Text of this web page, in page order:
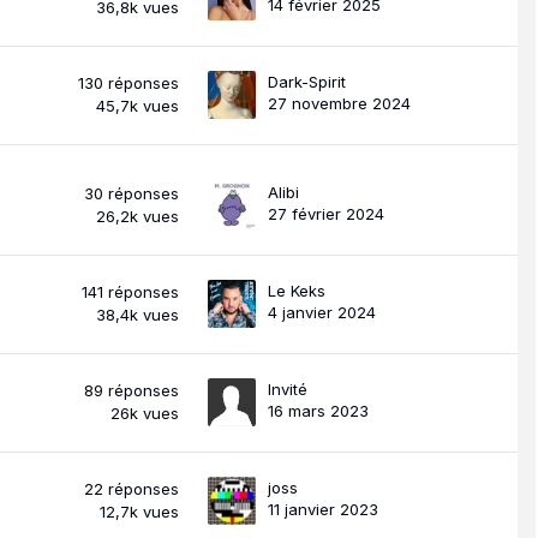
36,8k vues 14 février 2025
130 réponses
45,7k vues
Dark-Spirit
27 novembre 2024
30 réponses
26,2k vues
Alibi
27 février 2024
141 réponses
38,4k vues
Le Keks
4 janvier 2024
89 réponses
26k vues
Invité
16 mars 2023
22 réponses
12,7k vues
joss
11 janvier 2023